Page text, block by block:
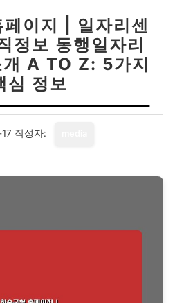
이지 | 일자리센
정보 동행일자리
A TO Z: 5가지
심 정보
작성자: